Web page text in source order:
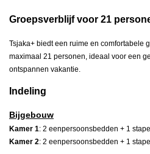
Groepsverblijf voor 21
Tsjaka+ biedt een ruime en comfortabele
maximaal 21 personen, ideaal voor een
ontspannen vakantie.
Indeling
Bijgebouw
Kamer 1: 2 eenpersoonsbedden + 1
Kamer 2: 2 eenpersoonsbedden + 1